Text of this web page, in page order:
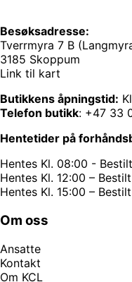
Besøksadresse:
Tverrmyra 7 B
3185 Skoppum
Link til kart
Butikkens åpningstid:
Telefon butikk: +47 33
Hentetider på
Hentes Kl. 08:00 -
Hentes Kl. 12:00 –
Hentes Kl. 15:00 –
Om oss
Ansatte
Kontakt
Om KCL